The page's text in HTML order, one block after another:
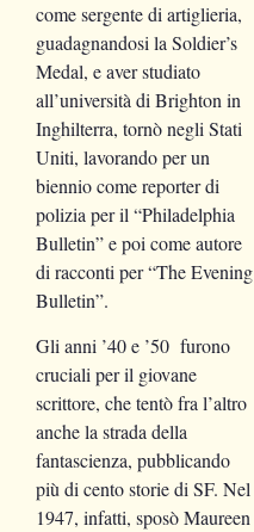
come sergente di artiglieria,
guadagnandosi la Soldier’s
Medal, e aver studiato
all’università di Brighton in
Inghilterra, tornò negli Stati
Uniti, lavorando per un
biennio come reporter di
polizia per il “Philadelphia
Bulletin” e poi come autore
di racconti per “The Evening
Bulletin”.
Gli anni ’40 e ’50 furono
cruciali per il giovane
scrittore, che tentò fra l’altro
anche la strada della
fantascienza, pubblicando
più di cento storie di SF. Nel
1947, infatti, sposò Maureen